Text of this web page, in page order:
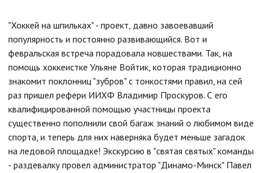
"Хоккей на шпильках" - проект, давно завоевавший
популярность и постоянно развивающийся. Вот и
февральская встреча порадовала новшествами. Так, на
помощь хоккеистке Ульяне Войтик, которая традиционно
знакомит поклонниц "зубров" с тонкостями правил, на сей
раз пришел рефери ИИХФ Владимир Проскуров. С его
квалифицированной помощью участницы проекта
существенно пополнили свой багаж знаний о любимом виде
спорта, и теперь для них наверняка будет меньше загадок
на ледовой площадке! Экскурсию в "святая святых" команды
- раздевалку провел администратор "Динамо-Минск" Павел